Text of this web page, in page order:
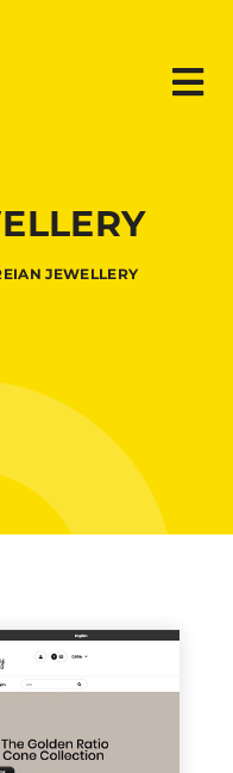
JEWELLERY